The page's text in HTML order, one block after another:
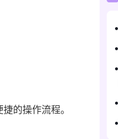
的操作流程。